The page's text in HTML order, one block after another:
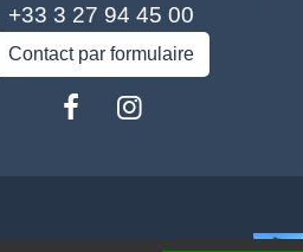
+33 3 27 94 45 00
Contact par formulaire